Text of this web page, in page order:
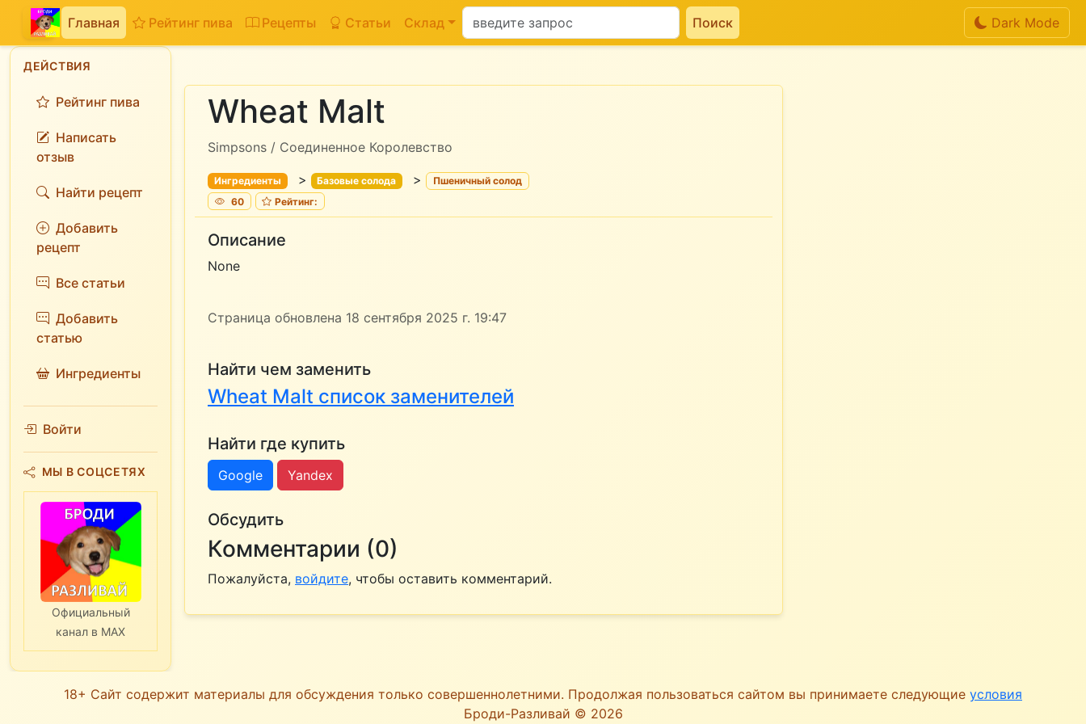
Главная Рейтинг пива Рецепты Статьи Склад Поиск Dark Mode
ДЕЙСТВИЯ
Рейтинг пива
Написать
отзыв
Найти рецепт
Добавить
рецепт
Все статьи
Добавить
статью
Ингредиенты
Войти
МЫ В СОЦСЕТЯХ
Официальный
канал в MAX
Wheat Malt
Simpsons / Соединенное Королевство
Ингредиенты > Базовые солода >
Пшеничный солод
60
Рейтинг:
Описание
None
Страница обновлена 18 сентября 2025 г. 19:47
Найти чем заменить
Wheat Malt список заменителей
Найти где купить
Google Yandex
Обсудить
Комментарии (0)
Пожалуйста, войдите, чтобы оставить комментарий.
18+ Сайт содержит материалы для обсуждения только совершеннолетними. Продолжая пользоваться сайтом вы принимаете следующие условия
Броди-Разливай © 2026